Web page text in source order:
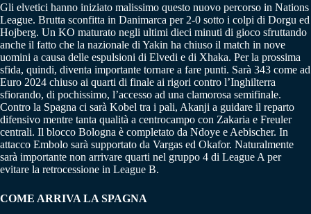
Gli elvetici hanno iniziato malissimo questo nuovo percorso in Nations
League. Brutta sconfitta in Danimarca per 2-0 sotto i colpi di Dorgu ed
Hojberg. Un KO maturato negli ultimi dieci minuti di gioco sfruttando
anche il fatto che la nazionale di Yakin ha chiuso il match in nove
uomini a causa delle espulsioni di Elvedi e di Xhaka. Per la prossima
sfida, quindi, diventa importante tornare a fare punti. Sarà 343 come ad
Euro 2024 chiuso ai quarti di finale ai rigori contro l’Inghilterra
sfiorando, di pochissimo, l’accesso ad una clamorosa semifinale.
Contro la Spagna ci sarà Kobel tra i pali, Akanji a guidare il reparto
difensivo mentre tanta qualità a centrocampo con Zakaria e Freuler
centrali. Il blocco Bologna è completato da Ndoye e Aebischer. In
attacco Embolo sarà supportato da Vargas ed Okafor. Naturalmente
sarà importante non arrivare quarti nel gruppo 4 di League A per
evitare la retrocessione in League B.
COME ARRIVA LA SPAGNA